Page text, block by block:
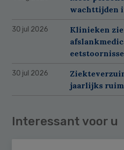
wachttijden
30 jul 2026
Klinieken
30 jul 2026
jaarlijks
Interessant voor u